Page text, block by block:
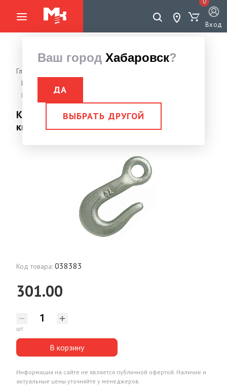
Ваш город Хабаровск?
ДА
ВЫБРАТЬ ДРУГОЙ
Вход
Главная страница
Крюк с открытым зевом
Крюк с открытым зевом 12мм (660 кг)/2640кг на разрыв
Крюк с открытым зевом 12мм (660
кг)/2640кг на разрыв
Код товара: 038383
301.00
шт
В корзину
Информация на сайте не является публичной офертой. Наличие и
актуальные цены уточняйте у менеджеров.